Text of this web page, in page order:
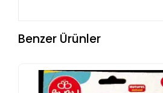
Benzer Ürünler